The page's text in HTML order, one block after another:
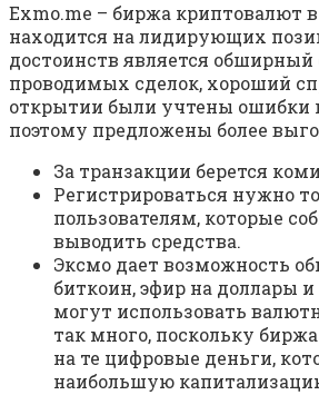
Exmo.me – биржа криптовалют в
находится на лидирующих
достоинств является обширный
проводимых сделок, хороший
открытии были учтены ошибки
поэтому предложены более
За транзакции берется
Регистрироваться нужно
пользователям, которые
выводить средства.
Эксмо дает возможность
биткоин, эфир на доллары
могут использовать
так много, поскольку
на те цифровые деньги,
наибольшую